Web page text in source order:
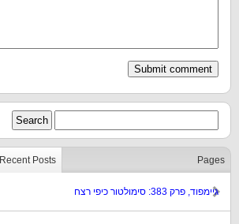
Recent Posts Pages
גיימפוד, פרק 383: סימולטור כיפי רצח